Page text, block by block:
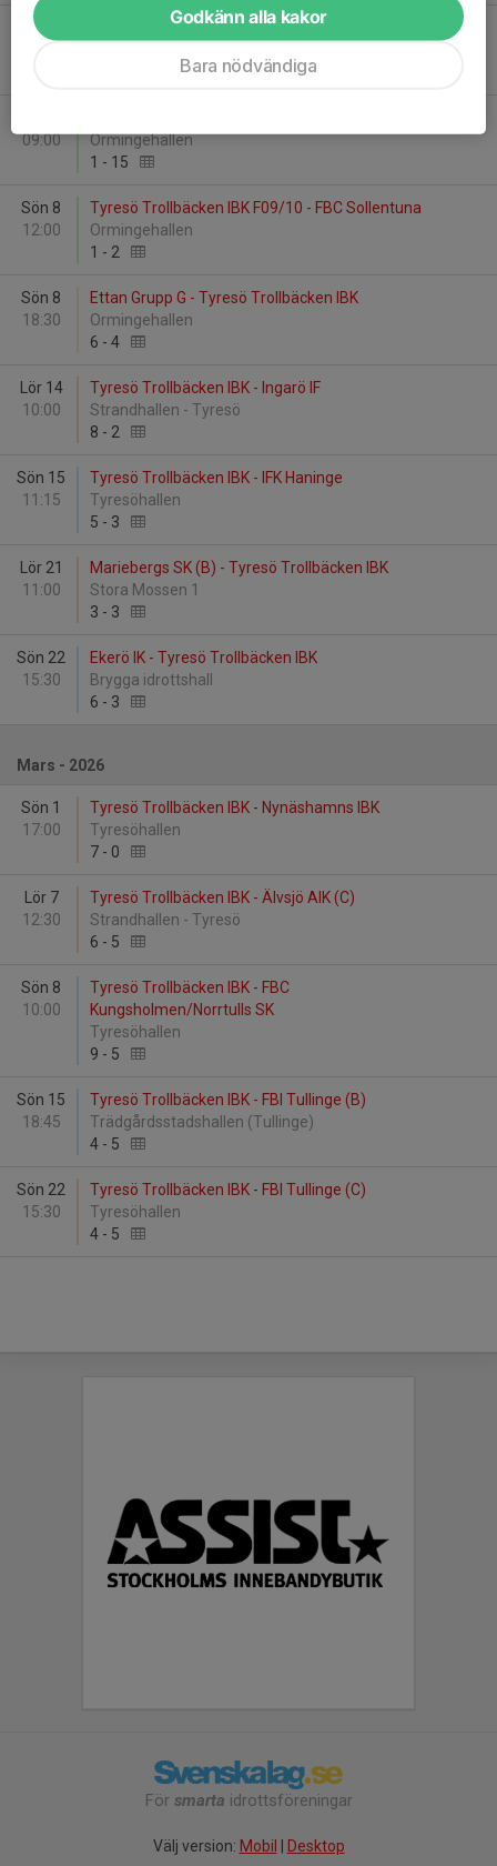
Lör 7
Farsta IBK - Tyresö Trollbäcken IBK
09:00
Ormingehallen
1 - 15
Sön 8
12:00
Tyresö Trollbäcken IBK F09/10 - FBC Sollentuna
Ormingehallen
1 - 2
Sön 8
18:30
Ettan Grupp G - Tyresö Trollbäcken IBK
Ormingehallen
6 - 4
Lör 14
10:00
Tyresö Trollbäcken IBK - Ingarö IF
Strandhallen - Tyresö
8 - 2
Sön 15
11:15
Tyresö Trollbäcken IBK - IFK Haninge
Tyresöhallen
5 - 3
Lör 21
11:00
Mariebergs SK (B) - Tyresö Trollbäcken IBK
Stora Mossen 1
3 - 3
Sön 22
15:30
Ekerö IK - Tyresö Trollbäcken IBK
Brygga idrottshall
6 - 3
Mars - 2026
Sön 1
17:00
Tyresö Trollbäcken IBK - Nynäshamns IBK
Tyresöhallen
7 - 0
Lör 7
12:30
Tyresö Trollbäcken IBK - Älvsjö AIK (C)
Strandhallen - Tyresö
6 - 5
Sön 8
10:00
Tyresö Trollbäcken IBK - FBC
Kungsholmen/Norrtulls SK
Tyresöhallen
9 - 5
Sön 15
18:45
Tyresö Trollbäcken IBK - FBI Tullinge (B)
Trädgårdsstadshallen (Tullinge)
4 - 5
Sön 22
15:30
Tyresö Trollbäcken IBK - FBI Tullinge (C)
Tyresöhallen
4 - 5
För smarta idrottsföreningar
Välj version: Mobil Desktop
Godkänn alla kakor
Bara nödvändiga